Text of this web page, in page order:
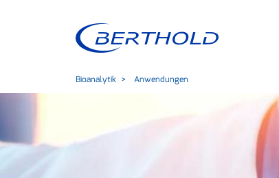
Bioanalytik Anwendungen